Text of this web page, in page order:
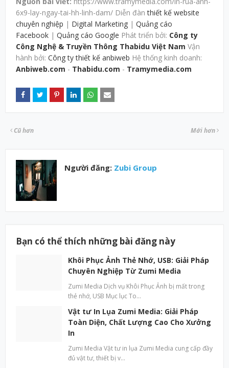
6x9-lay-ngay-tai-hh-linh-dam/ Diễn đànthiết kế website
chuyên nghiệp | Digital Marketing | Quảng cáo
Facebook | Quảng cáo Google Phát triển bởi: Công ty
Công Nghệ & Truyền Thông Thabidu Việt Nam Vận
hành bởi: Công ty thiết kế anbiweb Hệ thống kinh doanh:
Anbiweb.com - Thabidu.com - Tramymedia.com
Mới hơn
Cũ hơn
Người đăng: Zubi Group
Bạn có thể thích những bài đăng này
Khôi Phục Ảnh Thẻ Nhớ, USB: Giải Pháp
Chuyên Nghiệp Từ Zumi Media
Zumi Media Dịch vụ Khôi Phục Ảnh bị mất trong
thẻ nhớ, USB Mục lục To…
Vật tư In Lụa Zumi Media: Giải Pháp
Toàn Diện, Chất Lượng Cao Cho Xưởng
In
Zumi Media Vật tư in lụa Zumi Media cung cấp đầy
đủ vật tư, thiết bị v…